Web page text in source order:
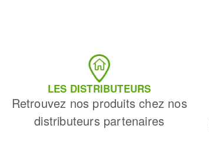
LES DISTRIBUTEURS
Retrouvez nos produits chez nos
distributeurs partenaires